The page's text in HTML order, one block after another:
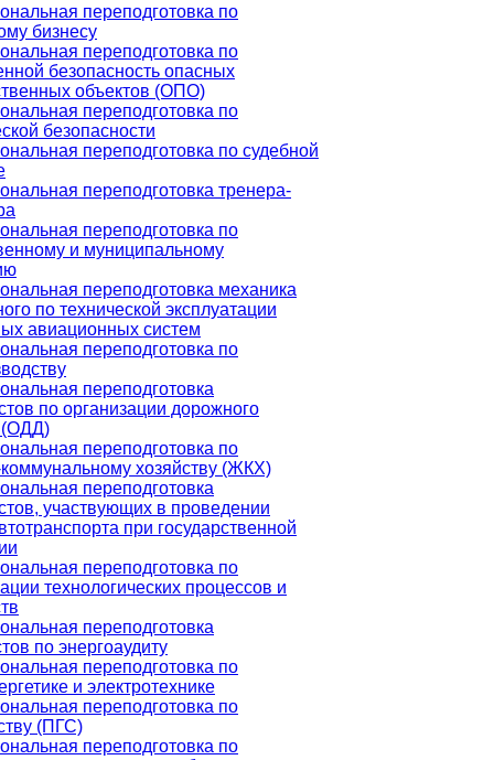
переподготовка по
бизнесу
переподготовка по
безопасность опасных
объектов (ОПО)
переподготовка по
безопасности
переподготовка по судебной
переподготовка тренера-
переподготовка по
и муниципальному
переподготовка механика
по технической эксплуатации
авиационных систем
переподготовка по
переподготовка
по организации дорожного
(ОДД)
переподготовка по
хозяйству (ЖКХ)
переподготовка
участвующих в проведении
при государственной
переподготовка по
технологических процессов и
переподготовка
по энергоаудиту
переподготовка по
и электротехнике
переподготовка по
(ПГС)
переподготовка по